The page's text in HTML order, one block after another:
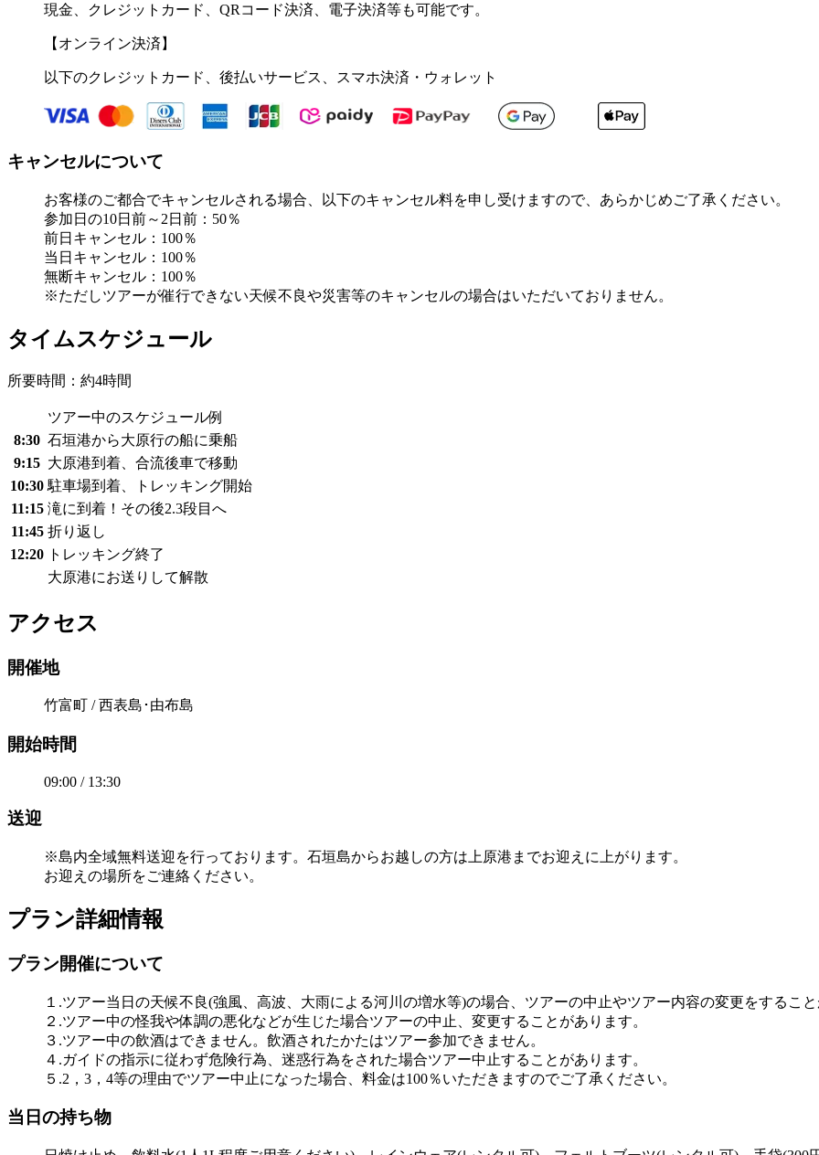
現金、クレジットカード、QRコード決済、電子決済等も可能です。
【オンライン決済】
以下のクレジットカード、後払いサービス、スマホ決済・ウォレット
キャンセルについて
お客様のご都合でキャンセルされる場合、以下のキャンセル料を申し受けますので、あらかじめご了承ください。
参加日の10日前～2日前：50％
前日キャンセル：100％
当日キャンセル：100％
無断キャンセル：100％
※ただしツアーが催行できない天候不良や災害等のキャンセルの場合はいただいておりません。
タイムスケジュール
所要時間：約4時間
ツアー中のスケジュール例
8:30 石垣港から大原行の船に乗船
9:15 大原港到着、合流後車で移動
10:30 駐車場到着、トレッキング開始
11:15 滝に到着！その後2.3段目へ
11:45 折り返し
12:20 トレッキング終了
大原港にお送りして解散
アクセス
開催地
竹富町 / 西表島･由布島
開始時間
09:00 / 13:30
送迎
※島内全域無料送迎を行っております。石垣島からお越しの方は上原港までお迎えに上がります。
お迎えの場所をご連絡ください。
プラン詳細情報
プラン開催について
１.ツアー当日の天候不良(強風、高波、大雨による河川の増水等)の場合、ツアーの中止やツアー内容の変更をすること
２.ツアー中の怪我や体調の悪化などが生じた場合ツアーの中止、変更することがあります。
３.ツアー中の飲酒はできません。飲酒されたかたはツアー参加できません。
４.ガイドの指示に従わず危険行為、迷惑行為をされた場合ツアー中止することがあります。
５.2，3，4等の理由でツアー中止になった場合、料金は100％いただきますのでご了承ください。
当日の持ち物